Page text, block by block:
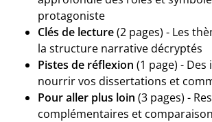
protagoniste
Clés de lecture(2 pages) - Les
la structure narrative décryptés
Pistes de réflexion (1 page) -
nourrir vos dissertations et
Pour aller plus loin (3 pages) -
complémentaires et